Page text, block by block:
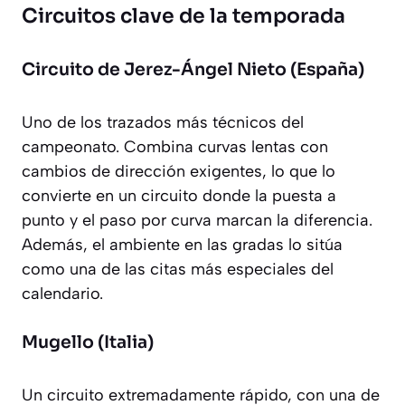
Circuitos clave de la temporada
Circuito de Jerez-Ángel Nieto (España)
Uno de los trazados más técnicos del
campeonato. Combina curvas lentas con
cambios de dirección exigentes, lo que lo
convierte en un circuito donde la puesta a
punto y el paso por curva marcan la diferencia.
Además, el ambiente en las gradas lo sitúa
como una de las citas más especiales del
calendario.
Mugello (Italia)
Un circuito extremadamente rápido, con una de